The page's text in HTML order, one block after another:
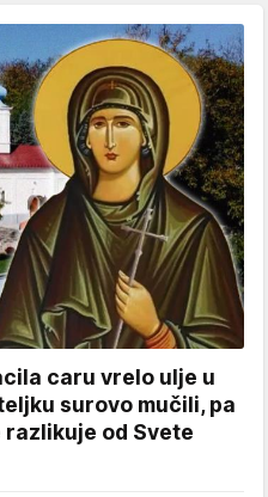
caru vrelo ulje u
surovo mučili, pa
od Svete